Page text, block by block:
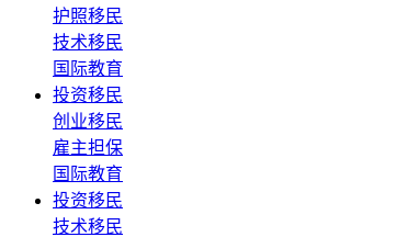
护照移民
技术移民
国际教育
投资移民
创业移民
雇主担保
国际教育
投资移民
技术移民